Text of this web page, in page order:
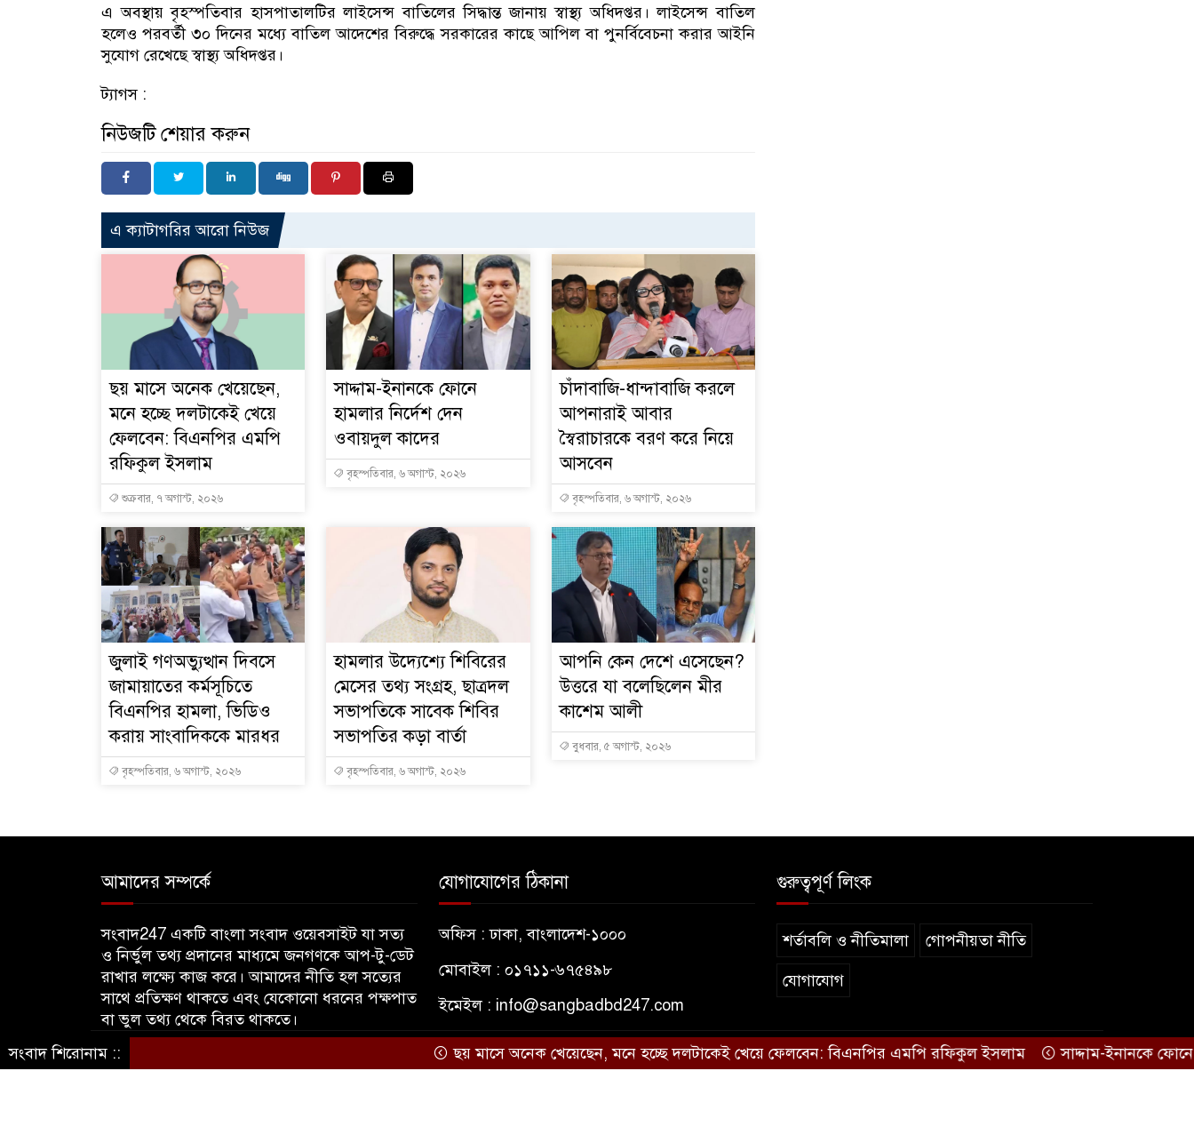
এ অবস্থায় বৃহস্পতিবার হাসপাতালটির লাইসেন্স বাতিলের সিদ্ধান্ত জানায় স্বাস্থ্য অধিদপ্তর। লাইসেন্স বাতিল
হলেও পরবর্তী ৩০ দিনের মধ্যে বাতিল আদেশের বিরুদ্ধে সরকারের কাছে আপিল বা পুনর্বিবেচনা করার আইনি
সুযোগ রেখেছে স্বাস্থ্য অধিদপ্তর।
ট্যাগস :
নিউজটি শেয়ার করুন
এ ক্যাটাগরির আরো নিউজ
ছয় মাসে অনেক খেয়েছেন,
মনে হচ্ছে দলটাকেই খেয়ে
ফেলবেন: বিএনপির এমপি
রফিকুল ইসলাম
শুক্রবার, ৭ অগাস্ট, ২০২৬
সাদ্দাম-ইনানকে ফোনে
হামলার নির্দেশ দেন
ওবায়দুল কাদের
বৃহস্পতিবার, ৬ অগাস্ট, ২০২৬
চাঁদাবাজি-ধান্দাবাজি করলে
আপনারাই আবার
স্বৈরাচারকে বরণ করে নিয়ে
আসবেন
বৃহস্পতিবার, ৬ অগাস্ট, ২০২৬
জুলাই গণঅভ্যুত্থান দিবসে
জামায়াতের কর্মসূচিতে
বিএনপির হামলা, ভিডিও
করায় সাংবাদিককে মারধর
বৃহস্পতিবার, ৬ অগাস্ট, ২০২৬
হামলার উদ্যেশ্যে শিবিরের
মেসের তথ্য সংগ্রহ, ছাত্রদল
সভাপতিকে সাবেক শিবির
সভাপতির কড়া বার্তা
বৃহস্পতিবার, ৬ অগাস্ট, ২০২৬
আপনি কেন দেশে এসেছেন?
উত্তরে যা বলেছিলেন মীর
কাশেম আলী
বুধবার, ৫ অগাস্ট, ২০২৬
আমাদের সম্পর্কে
সংবাদ247 একটি বাংলা সংবাদ ওয়েবসাইট যা সত্য
ও নির্ভুল তথ্য প্রদানের মাধ্যমে জনগণকে আপ-টু-ডেট
রাখার লক্ষ্যে কাজ করে। আমাদের নীতি হল সত্যের
সাথে প্রতিক্ষণ থাকতে এবং যেকোনো ধরনের পক্ষপাত
বা ভুল তথ্য থেকে বিরত থাকতে।
যোগাযোগের ঠিকানা
অফিস : ঢাকা, বাংলাদেশ-১০০০
মোবাইল : ০১৭১১-৬৭৫৪৯৮
ইমেইল : info@sangbadbd247.com
গুরুত্বপূর্ণ লিংক
শর্তাবলি ও নীতিমালা গোপনীয়তা নীতি
যোগাযোগ
© sangbadbd247 .
সংবাদ শিরোনাম :: ছয় মাসে অনেক খেয়েছেন, মনে হচ্ছে দলটাকেই খেয়ে ফেলবেন: বিএনপির এমপি রফিকুল ইসলাম সাদ্দাম-ইনানকে ফোনে